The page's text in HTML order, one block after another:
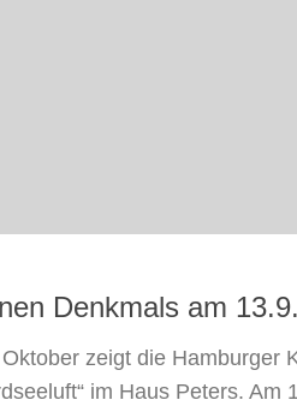
Denkmals am
zeigt die Hamburger
im Haus Peters. Am